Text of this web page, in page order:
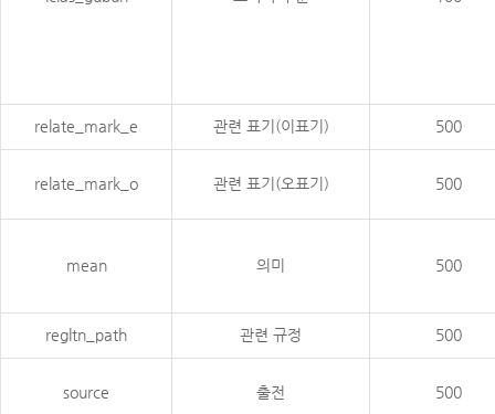
relate_mark_e 관련 표기(이표기) 500
relate_mark_o 관련 표기(오표기) 500
mean 의미 500
regltn_path 관련 규정 500
source 출전 500